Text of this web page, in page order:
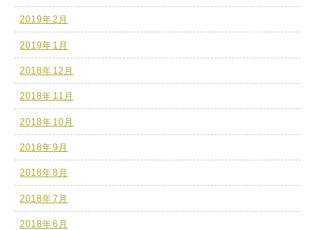
2019年2月
2019年1月
2018年12月
2018年11月
2018年10月
2018年9月
2018年8月
2018年7月
2018年6月